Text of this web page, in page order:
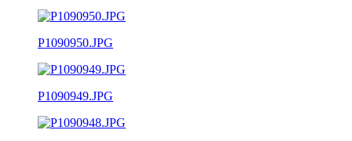
P1090950.JPG
P1090949.JPG